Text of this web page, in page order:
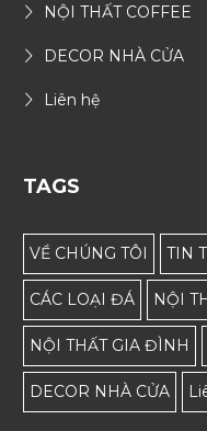
NỘI THẤT COFFEE
DECOR NHÀ CỬA
Liên hệ
TAGS
VỀ CHÚNG TÔI TIN
CÁC LOẠI ĐÁ NỘI
NỘI THẤT GIA ĐÌNH
DECOR NHÀ CỬA